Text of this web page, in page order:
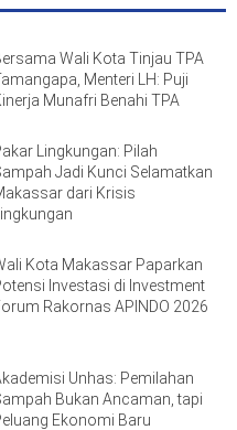
Wali Kota Tinjau TPA
Menteri LH: Puji
Munafri Benahi TPA
Lingkungan: Pilah
Jadi Kunci Selamatkan
dari Krisis
Lingkungan
Kota Makassar Paparkan
Investasi di Investment
Rakornas APINDO 2026
Unhas: Pemilahan
Bukan Ancaman, tapi
Ekonomi Baru